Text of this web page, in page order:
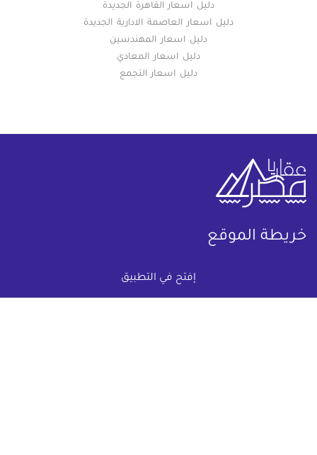
إفتح في التطبيق
دليل اسعار القاهرة الجديدة
دليل اسعار العاصمة الادارية الجديدة
دليل اسعار المهندسين
دليل اسعار المعادي
دليل اسعار التجمع
خريطة الموقع
أضف عقارك مجانا
كومباوندات دليل الاسعار